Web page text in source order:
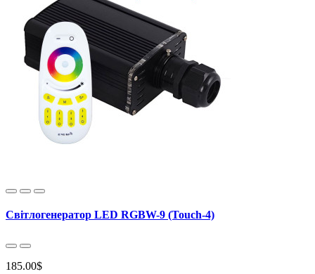
Світлогенератор LED RGBW-9 (Touch-4)
185.00$